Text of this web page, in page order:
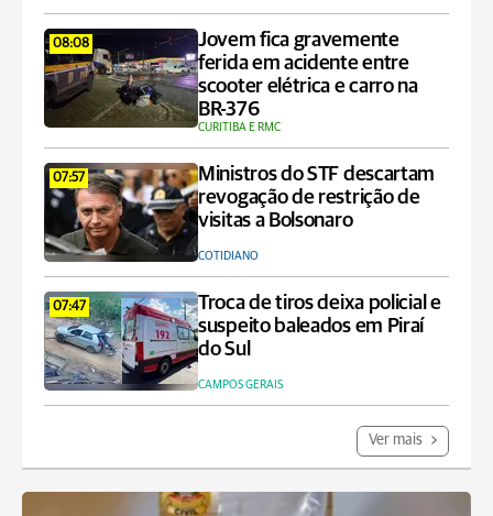
08:08
Jovem fica gravemente
ferida em acidente entre
scooter elétrica e carro na
BR-376
CURITIBA E RMC
07:57
Ministros do STF descartam
revogação de restrição de
visitas a Bolsonaro
COTIDIANO
07:47
Troca de tiros deixa policial e
suspeito baleados em Piraí
do Sul
CAMPOS GERAIS
Ver mais